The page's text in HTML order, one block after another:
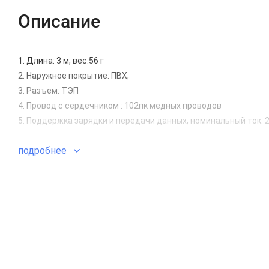
Описание
1. Длина: 3 м, вес:56 г
2. Наружное покрытие: ПВХ;
3. Разъем: ТЭП
4. Провод с сердечником : 102пк медных проводов
5. Поддержка зарядки и передачи данных, номинальный ток:
подробнее